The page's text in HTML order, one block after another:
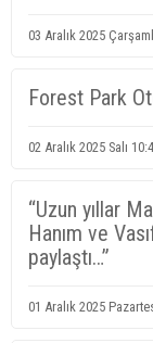
03 Aralık 2025
Forest Park
02 Aralık 2025 Salı
“Uzun yıllar
Hanım ve
paylaştı…”
01 Aralık 2025